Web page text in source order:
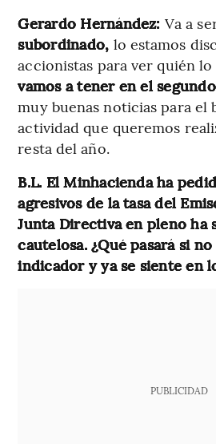
Gerardo Hernández: Va a
subordinado, lo estamos
accionistas para ver quién lo
vamos a tener en el
muy buenas noticias para el
actividad que queremos
resta del año.
B.L. El Minhacienda ha
agresivos de la tasa del
Junta Directiva en pleno ha
cautelosa. ¿Qué pasará si no
indicador y ya se siente en
PUBLICIDAD